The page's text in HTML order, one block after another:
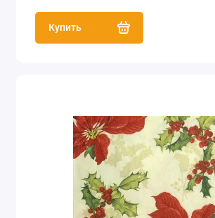
Купить